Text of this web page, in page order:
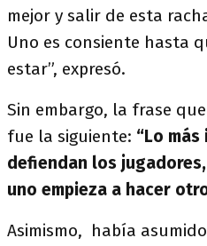
mejor y salir de esta
Uno es consiente hasta
estar”, expresó.
Sin embargo, la frase
fue la siguiente: “Lo
defiendan los
uno empieza a hacer
Asimismo, había